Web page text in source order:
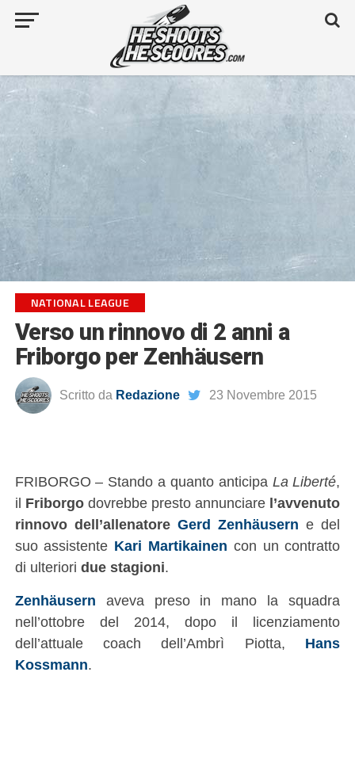
NATIONAL LEAGUE
Verso un rinnovo di 2 anni a
Friborgo per Zenhäusern
Scritto da Redazione 23 Novembre 2015
FRIBORGO – Stando a quanto anticipa La Liberté,
il Friborgodovrebbe presto annunciare l’avvenuto
rinnovo dell’allenatore Gerd Zenhäusern e del
suo assistente Kari Martikainen con un contratto
di ulteriori due stagioni.
Zenhäusern aveva preso in mano la squadra
nell’ottobre del 2014, dopo il licenziamento
dell’attuale coach dell’Ambrì Piotta, Hans
Kossmann.